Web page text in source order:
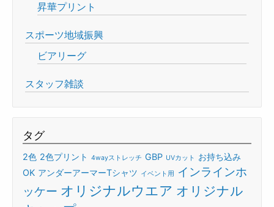
昇華プリント
スポーツ地域振興
ビアリーグ
スタッフ雑談
タグ
2色 2色プリント 4wayストレッチ GBP UVカット
お持ち込み
OK アンダーアーマーTシャツ イベント用
インラインホ
ッケー オリジナルウエア オリジナル